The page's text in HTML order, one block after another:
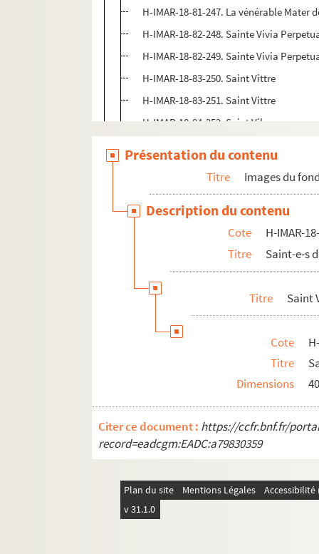
H-IMAR-18-81-247. La vénérable Mater
H-IMAR-18-82-248. Sainte Vivia
H-IMAR-18-82-249. Sainte Vivia
H-IMAR-18-83-250. Saint Vittre
H-IMAR-18-83-251. Saint Vittre
H-IMAR-18-84-252. Saint Vilmer
Vital martyr - Vitalis Ragi
Saint Vitus, martyr
H-IMAR-18-89-264. Saint Vigilius
Saint Vuineband
H-IMAR-18-92-271. Une visite à Ars,
Saint Wolfgang
Saint Wenceslas, martyr
H-IMAR-18-98-297. Saint Werenfried
H-IMAR-18-99-299. Saint Wernier
Saint Wendelin
Présentation du contenu
Titre Images du
Description du contenu
Cote
H-IMAR-
Titre
Saint-e-s
Titre Saint
Cote
Titre
Dimensions
Citer ce document : https://ccfr.bnf.fr/
record=eadcgm:EADC:a79830359
Plan du site Mentions Légales
v 31.1.0